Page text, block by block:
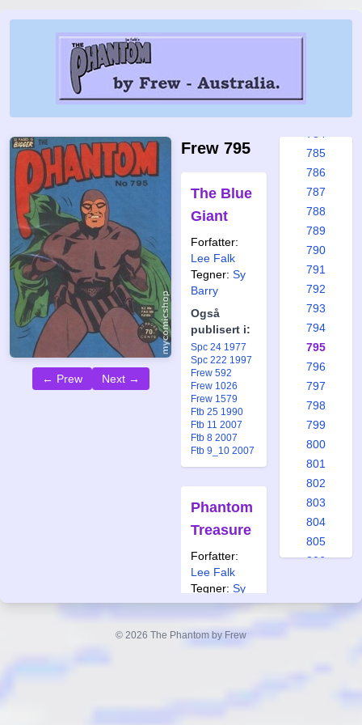
← Prew Next →
Frew 795
The Blue
Giant
Forfatter:
Lee Falk
Tegner: Sy
Barry
Også
publisert i:
Spc 24 1977
Spc 222 1997
Frew 592
Frew 1026
Frew 1579
Ftb 25 1990
Ftb 11 2007
Ftb 8 2007
Ftb 9_10 2007
Phantom
Treasure
Forfatter:
Lee Falk
Tegner: Sy
Barry
publisert i:
778
785
786
787
788
789
790
791
792
793
794
795
796
797
798
799
800
801
802
803
804
805
806
© 2026 The Phantom by Frew